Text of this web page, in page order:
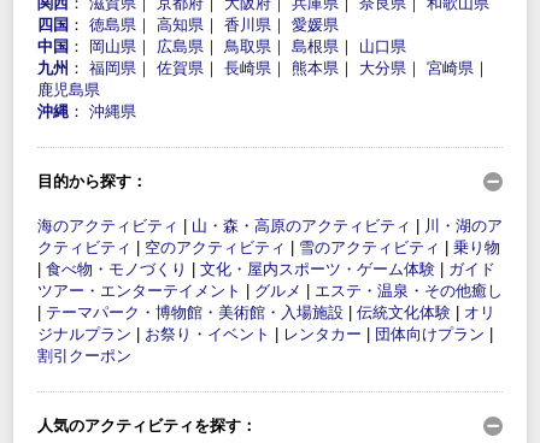
四国 ： 徳島県 ｜ 高知県 ｜ 香川県 ｜ 愛媛県
中国 ： 岡山県 ｜ 広島県 ｜ 鳥取県 ｜ 島根県 ｜ 山口県
九州 ： 福岡県 ｜ 佐賀県 ｜ 長崎県 ｜ 熊本県 ｜ 大分県 ｜ 宮崎県 ｜
鹿児島県
沖縄 ： 沖縄県
目的から探す：
海のアクティビティ 山・森・高原のアクティビティ
川・湖のア
クティビティ
空のアクティビティ 雪のアクティビティ
乗り物
食べ物・モノづくり 文化・屋内スポーツ・ゲーム体験
ガイド
ツアー・エンターテイメント
グルメ
エステ・温泉・その他癒し
テーマパーク・博物館・美術館・入場施設 伝統文化体験
オリ
ジナルプラン
お祭り・イベント レンタカー 団体向けプラン
割引クーポン
人気のアクティビティを探す：